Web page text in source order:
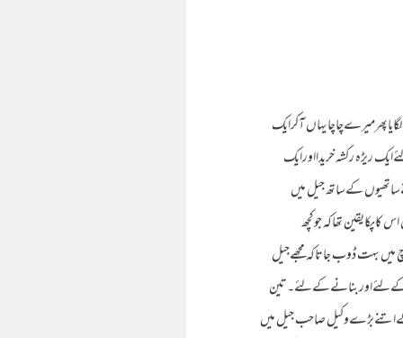
آکرایک
ریڑہ رکشہ خریدااورایک
ءمیں مجھ پرمقدمہ قائم ہوااورمیں اپنےساتھیوں کےساتھ جیل میں
تھاکہ جوکچھ
بہت ڈوب جاتاکہ مجھےجیل
کےاتنےبڑےوکیل صاحب جیل میں